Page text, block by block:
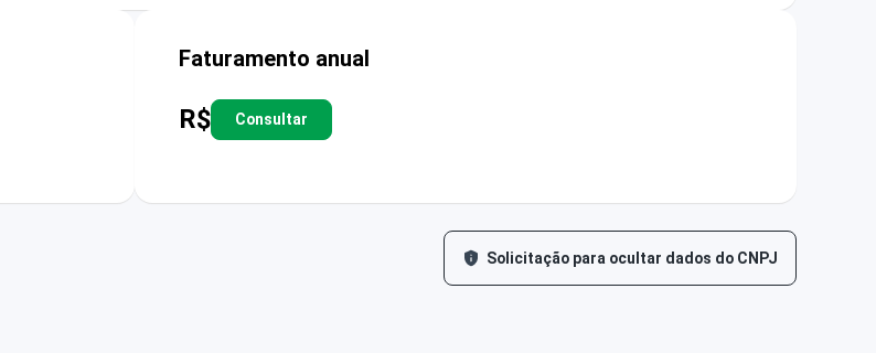
Faturamento anual
R$ Consultar
Solicitação para ocultar dados do CNPJ